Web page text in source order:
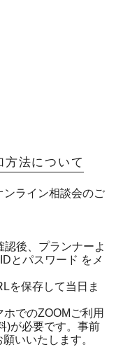
方法について
ライン相談会のご
後、プランナーよ
とパスワード をメ
保存して当日ま
でのZOOMご利用
)が必要です。事前
いいたします。